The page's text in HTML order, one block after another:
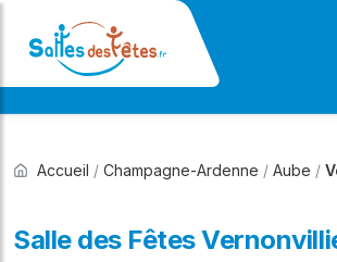
Accueil / Champagne-Ardenne / Aube /
Salle des Fêtes